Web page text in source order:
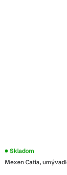
Mexen Catia,
Skladom